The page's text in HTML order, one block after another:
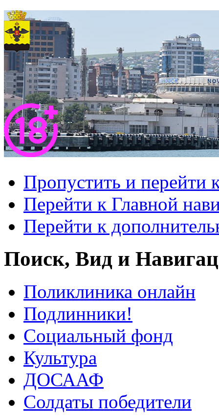
Пропустить и перейти
Перейти к Главной
Перейти к
Поиск, Вид и
Поликлиника онлайн
Подлинники!
Социальный фонд
Культура
ДОСААФ
Солдаты победители